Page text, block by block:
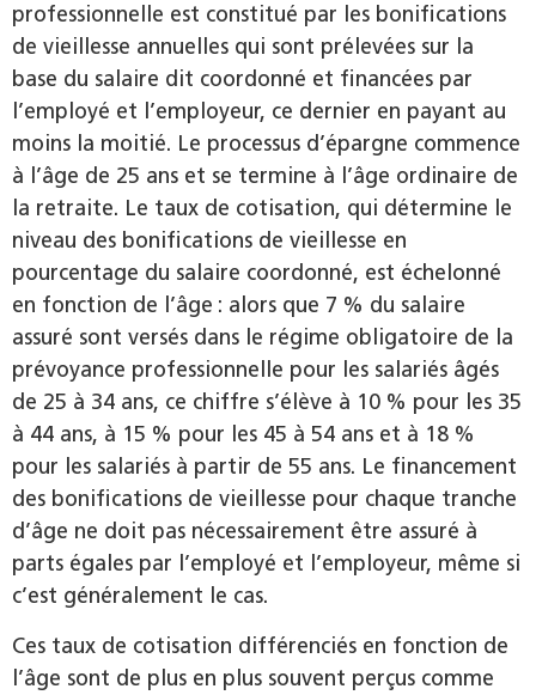
professionnelle est constitué par les bonifications
de vieillesse annuelles qui sont prélevées sur la
base du salaire dit coordonné et financées par
l’employé et l’employeur, ce dernier en payant au
moins la moitié. Le processus d’épargne commence
à l’âge de 25 ans et se termine à l’âge ordinaire de
la retraite. Le taux de cotisation, qui détermine le
niveau des bonifications de vieillesse en
pourcentage du salaire coordonné, est échelonné
en fonction de l’âge : alors que 7 % du salaire
assuré sont versés dans le régime obligatoire de la
prévoyance professionnelle pour les salariés âgés
de 25 à 34 ans, ce chiffre s’élève à 10 % pour les 35
à 44 ans, à 15 % pour les 45 à 54 ans et à 18 %
pour les salariés à partir de 55 ans. Le financement
des bonifications de vieillesse pour chaque tranche
d’âge ne doit pas nécessairement être assuré à
parts égales par l’employé et l’employeur, même si
c’est généralement le cas.
Ces taux de cotisation différenciés en fonction de
l’âge sont de plus en plus souvent perçus comme